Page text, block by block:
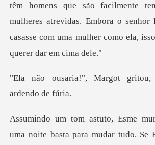
têm homens que são facilmente
mulheres atrevidas. Embora o senhor
rgot gritou,
dar tudo. Se